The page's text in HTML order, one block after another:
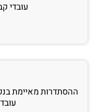
עובדי
ההסתדרות מאיימת